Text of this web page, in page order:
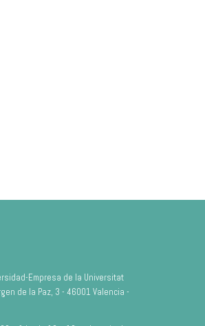
Empresa de la Universitat
de la Paz, 3 - 46001 Valencia -